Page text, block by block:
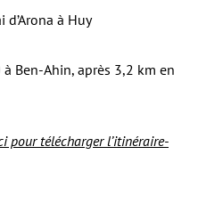
à Huy
Ben-Ahin, après 3,2 km en
pour télécharger l’itinéraire-